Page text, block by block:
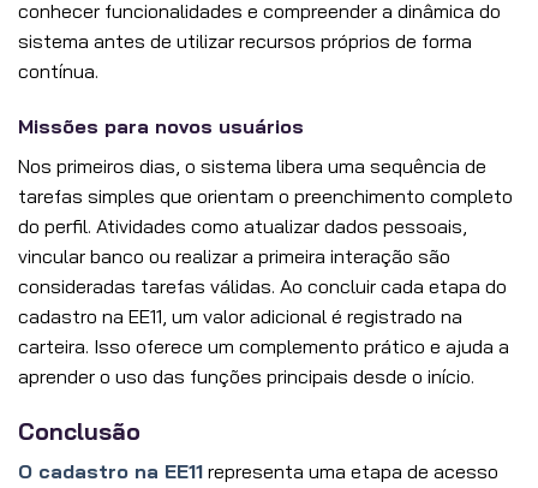
conhecer funcionalidades e compreender a dinâmica do
sistema antes de utilizar recursos próprios de forma
contínua.
Missões para novos usuários
Nos primeiros dias, o sistema libera uma sequência de
tarefas simples que orientam o preenchimento completo
do perfil. Atividades como atualizar dados pessoais,
vincular banco ou realizar a primeira interação são
consideradas tarefas válidas. Ao concluir cada etapa do
cadastro na EE11, um valor adicional é registrado na
carteira. Isso oferece um complemento prático e ajuda a
aprender o uso das funções principais desde o início.
Conclusão
O cadastro na EE11 representa uma etapa de acesso